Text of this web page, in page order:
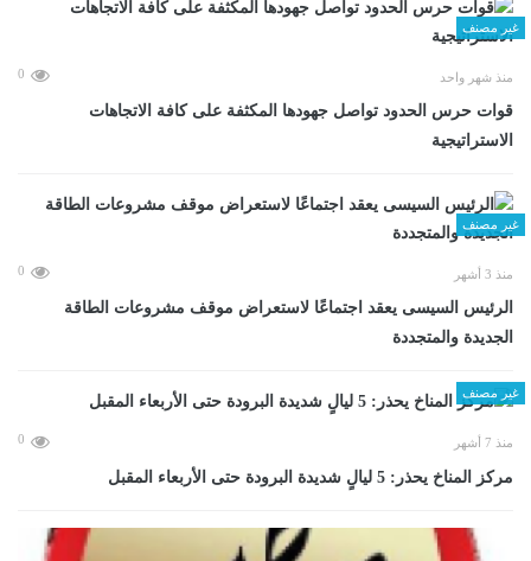
غير مصنف
منذ شهر واحد 0
قوات حرس الحدود تواصل جهودها المكثفة على كافة الاتجاهات
الاستراتيجية
غير مصنف
منذ 3 أشهر 0
الرئيس السيسى يعقد اجتماعًا لاستعراض موقف مشروعات الطاقة
الجديدة والمتجددة
غير مصنف
منذ 7 أشهر 0
مركز المناخ يحذر: 5 ليالٍ شديدة البرودة حتى الأربعاء المقبل